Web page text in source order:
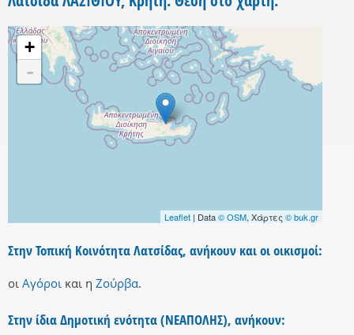
+
-
Leaflet | Data© OSM, Χάρτες © buk.gr
Στην Τοπική Κοινότητα Λατσίδας, ανήκουν και οι οικισμοί:
οι Αγόροι και η Ζούρβα.
Στην ίδια Δημοτική ενότητα (ΝΕΑΠΟΛΗΣ), ανήκουν: